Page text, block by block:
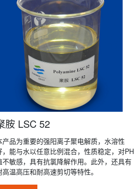
胺 LSC 52
产品为重要的强阳离子聚电解质，水溶性
，能与水以任意比例混合，性质稳定，对PH
不敏感，具有抗氯降解作用。此外，还具有
高温高压和耐高速剪切等特性。